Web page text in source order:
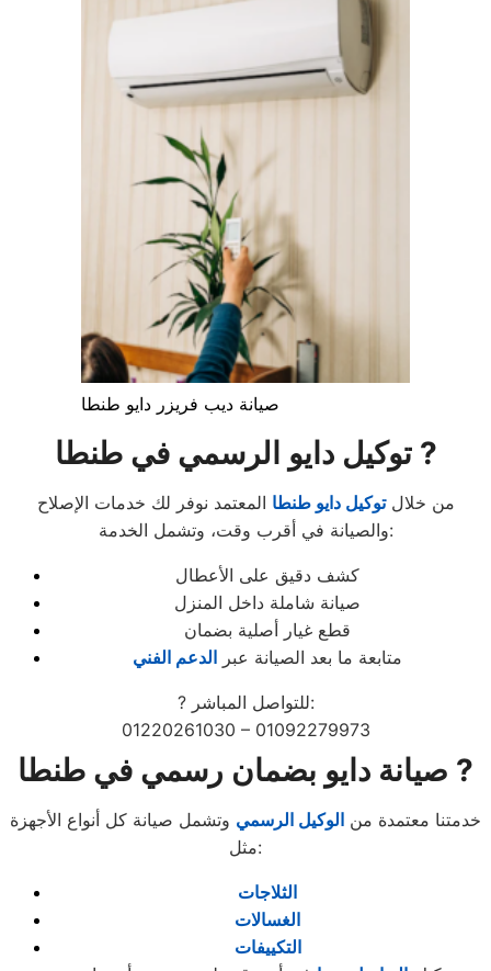
صيانة ديب فريزر دايو طنطا
توكيل دايو الرسمي في طنطا ?️
من خلالتوكيل دايو طنطا المعتمد نوفر لك خدمات الإصلاح
والصيانة في أقرب وقت، وتشمل الخدمة:
كشف دقيق على الأعطال
صيانة شاملة داخل المنزل
قطع غيار أصلية بضمان
متابعة ما بعد الصيانة عبر الدعم الفني
? للتواصل المباشر:
01220261030 – 01092279973
صيانة دايو بضمان رسمي في طنطا ?
خدمتنا معتمدة من الوكيل الرسمي وتشمل صيانة كل أنواع الأجهزة
مثل:
الثلاجات
الغسالات
التكييفات